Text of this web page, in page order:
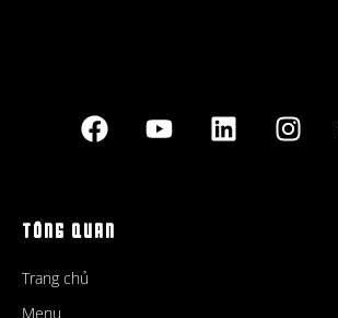
TỔNG QUAN
Trang chủ
Menu